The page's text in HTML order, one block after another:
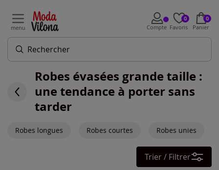
menu Compte
0
Favoris
0
Panier
Robes évasées grande taille :
une tendance à porter sans
tarder
Robes longues Robes courtes Robes unies
Trier / Filtrer